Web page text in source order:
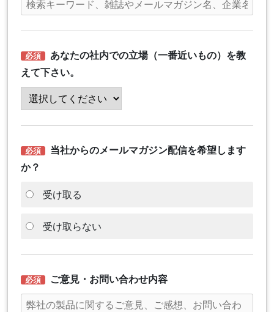
あなたの社内での立場（一番近いもの）を教
えて下さい。
当社からのメールマガジン配信を希望します
か？
受け取る
受け取らない
ご意見・お問い合わせ内容